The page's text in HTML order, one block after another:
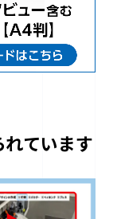
れています